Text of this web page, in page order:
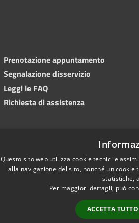
Prenotazione appuntamento
Segnalazione disservizio
Leggi le FAQ
Richiesta di assistenza
Questo sito web utilizza cookie tecnici e
alla navigazione del sito, nonché un
statistiche,
Per maggiori dettagli, può
ACCETTA TUTTO